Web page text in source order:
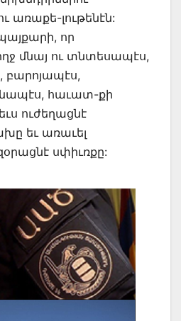
առաքե-լութենէն:
որ
մնայ ու տնտեսապէս,
հաւատ-քի
ուժեղացնէ
եւ առաւել
սփիւռքը: